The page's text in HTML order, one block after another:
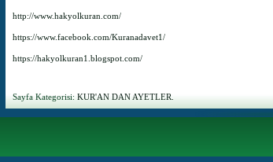
http://www.hakyolkuran.com/
https://www.facebook.com/Kuranadavet1/
https://hakyolkuran1.blogspot.com/
Sayfa Kategorisi: KUR'AN DAN AYETLER.